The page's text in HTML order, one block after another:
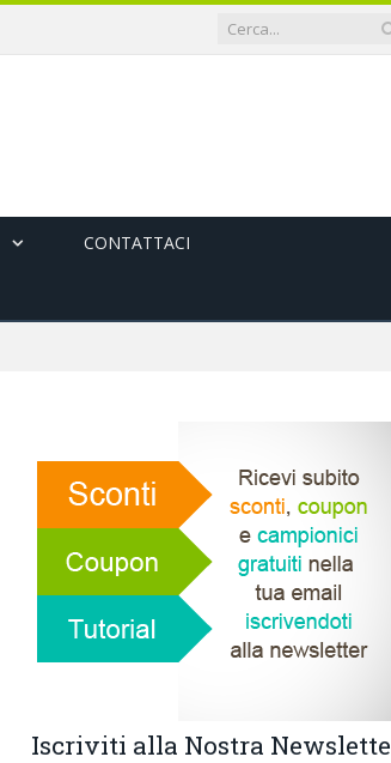
CONTATTACI
Iscriviti alla Nostra